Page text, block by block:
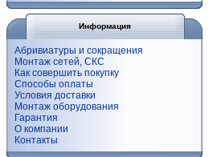
Информация
Абривиатуры и сокращения
Монтаж сетей, СКС
Как совершить покупку
Способы оплаты
Условия доставки
Монтаж оборудования
Гарантия
О компании
Контакты